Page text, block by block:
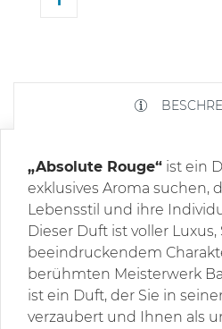
„Absolute Rouge“ ist ein
exklusives Aroma suchen,
Lebensstil und ihre
Dieser Duft ist voller
beeindruckendem
berühmten Meisterwerk
ist ein Duft, der Sie in
verzaubert und Ihnen als